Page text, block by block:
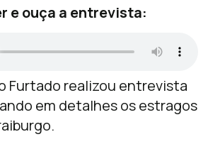
e ouça a entrevista:
Furtado realizou entrevista
em detalhes os estragos